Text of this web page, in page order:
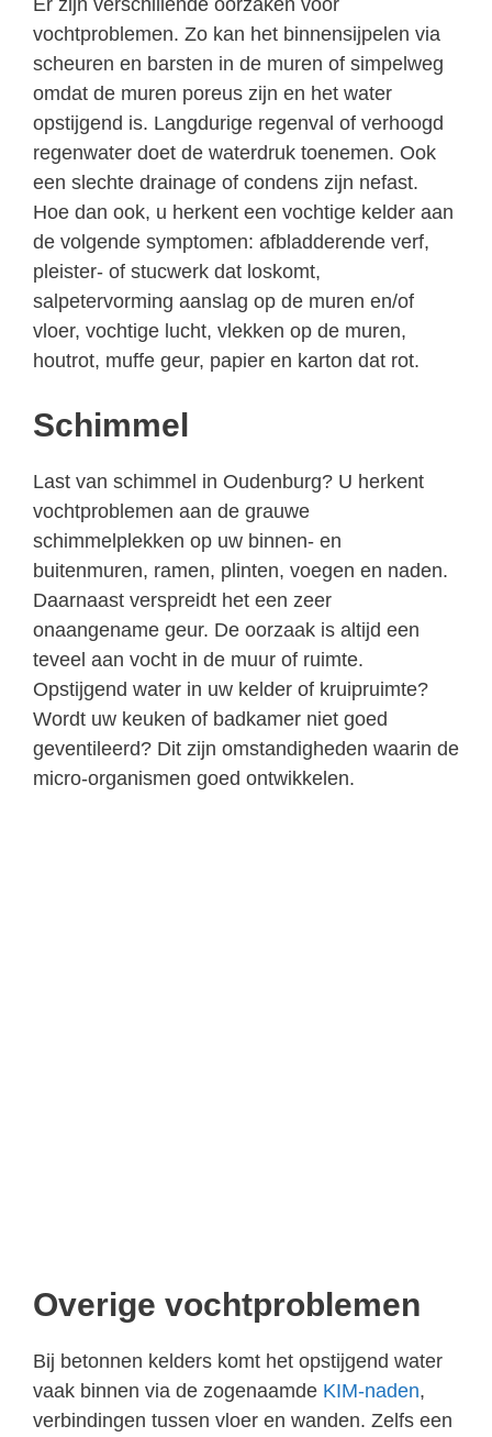
vochtproblemen. Zo kan het binnensijpelen via
scheuren en barsten in de muren of simpelweg
omdat de muren poreus zijn en het water
opstijgend is. Langdurige regenval of verhoogd
regenwater doet de waterdruk toenemen. Ook
een slechte drainage of condens zijn nefast.
Hoe dan ook, u herkent een vochtige kelder aan
de volgende symptomen: afbladderende verf,
pleister- of stucwerk dat loskomt,
salpetervorming aanslag op de muren en/of
vloer, vochtige lucht, vlekken op de muren,
houtrot, muffe geur, papier en karton dat rot.
Schimmel
Last van schimmel in Oudenburg? U herkent
vochtproblemen aan de grauwe
schimmelplekken op uw binnen- en
buitenmuren, ramen, plinten, voegen en naden.
Daarnaast verspreidt het een zeer
onaangename geur. De oorzaak is altijd een
teveel aan vocht in de muur of ruimte.
Opstijgend water in uw kelder of kruipruimte?
Wordt uw keuken of badkamer niet goed
geventileerd? Dit zijn omstandigheden waarin de
micro-organismen goed ontwikkelen.
Overige vochtproblemen
Bij betonnen kelders komt het opstijgend water
vaak binnen via de zogenaamde KIM-naden,
verbindingen tussen vloer en wanden. Zelfs een